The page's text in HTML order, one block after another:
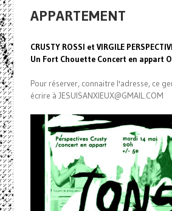
APPARTEMENT
CRUSTY ROSSI et VIRGILE
Un Fort Chouette Concert en appart
Pour réserver, connaitre l'adresse, ce
écrire à JESUISANXIEUX@GMAIL.COM